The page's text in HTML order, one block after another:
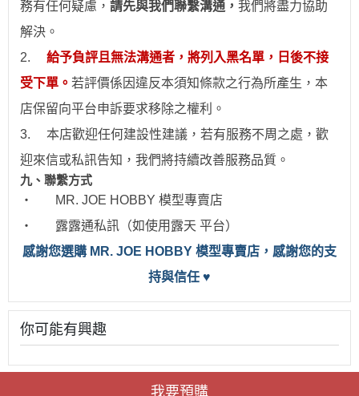
務有任何疑慮， 請先與我們聯繫溝通， 我們將盡力協助
解決。
2.
給予負評且無法溝通者，將列入黑名單，日後不接
受下單。 若評價係因違反本須知條款之行為所產生，本
店保留向平台申訴要求移除之權利。
3.
本店歡迎任何建設性建議，若有服務不周之處，歡
迎來信或私訊告知，我們將持續改善服務品質。
九、聯繫方式
‧
MR. JOE HOBBY 模型專賣店
‧
露露通私訊（如使用露天 平台）
感謝您選購 MR. JOE HOBBY 模型專賣店，感謝您的支
持與信任 ♥
你可能有興趣
我要預購